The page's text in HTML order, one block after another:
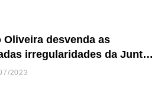
Oliveira desvenda as
irregularidades da Junta
S. João de Ver
2023